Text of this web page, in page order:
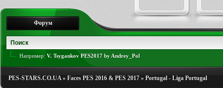
Форум
Например: V. Tsygankov PES2017 by Andrey_Pol
PES-STARS.CO.UA» Faces PES 2016 & PES 2017 » Portugal - Liga Portugal